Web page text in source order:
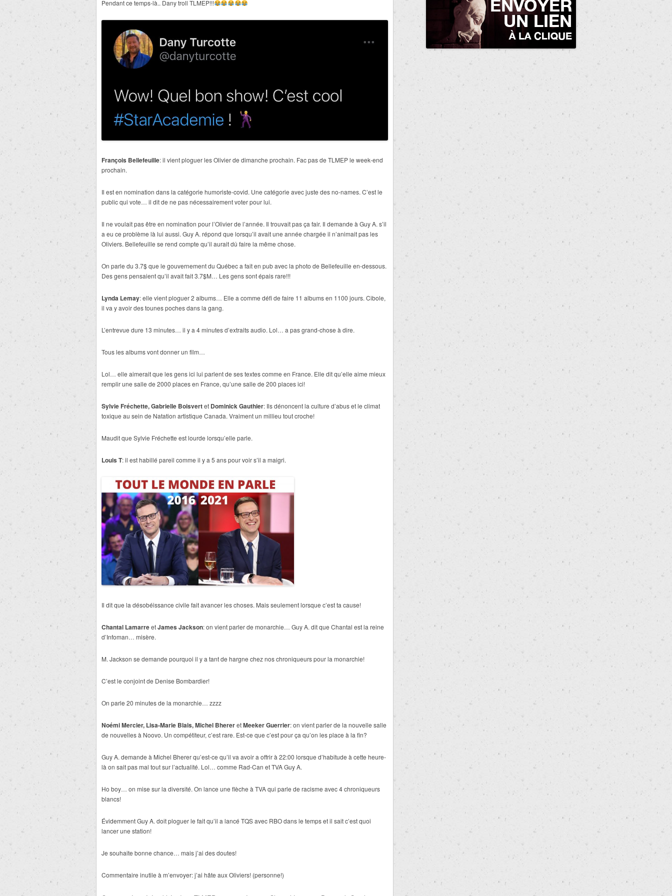
Pendant ce temps-là.. Dany troll TLMEP!!!
François Bellefeuille: il vient ploguer les Olivier de dimanche prochain. Fac pas de TLMEP le week-end
prochain.
Il est en nomination dans la catégorie humoriste-covid. Une catégorie avec juste des no-names. C’est le
public qui vote… il dit de ne pas nécessairement voter pour lui.
Il ne voulait pas être en nomination pour l’Olivier de l’année. Il trouvait pas ça fair. Il demande à Guy A. s’il
a eu ce problème là lui aussi. Guy A. répond que lorsqu’il avait une année chargée il n’animait pas les
Oliviers. Bellefeuille se rend compte qu’il aurait dû faire la même chose.
On parle du 3.7$ que le gouvernement du Québec a fait en pub avec la photo de Bellefeuille en-dessous.
Des gens pensaient qu’il avait fait 3.7$M… Les gens sont épais rare!!!
Lynda Lemay: elle vient ploguer 2 albums… Elle a comme défi de faire 11 albums en 1100 jours. Cibole,
il va y avoir des tounes poches dans la gang.
L’entrevue dure 13 minutes… il y a 4 minutes d’extraits audio. Lol… a pas grand-chose à dire.
Tous les albums vont donner un film…
Lol… elle aimerait que les gens ici lui parlent de ses textes comme en France. Elle dit qu’elle aime mieux
remplir une salle de 2000 places en France, qu’une salle de 200 places ici!
Sylvie Fréchette, Gabrielle Boisvertet Dominick Gauthier: Ils dénoncent la culture d’abus et le climat
toxique au sein de Natation artistique Canada. Vraiment un millieu tout croche!
Maudit que Sylvie Fréchette est lourde lorsqu’elle parle.
Louis T: il est habillé pareil comme il y a 5 ans pour voir s’il a maigri.
Il dit que la désobéissance civile fait avancer les choses. Mais seulement lorsque c’est ta cause!
Chantal LamarreetJames Jackson: on vient parler de monarchie… Guy A. dit que Chantal est la reine
d’Infoman… misère.
M. Jackson se demande pourquoi il y a tant de hargne chez nos chroniqueurs pour la monarchie!
C’est le conjoint de Denise Bombardier!
On parle 20 minutes de la monarchie… zzzz
Noémi Mercier, Lisa-Marie Blais, Michel BhereretMeeker Guerrier: on vient parler de la nouvelle salle
de nouvelles à Noovo. Un compétiteur, c’est rare. Est-ce que c’est pour ça qu’on les place à la fin?
Guy A. demande à Michel Bherer qu’est-ce qu’il va avoir a offrir à 22:00 lorsque d’habitude à cette heure-
là on sait pas mal tout sur l’actualité. Lol… comme Rad-Can et TVA Guy A.
Ho boy… on mise sur la diversité. On lance une flèche à TVA qui parle de racisme avec 4 chroniqueurs
blancs!
Évidemment Guy A. doit ploguer le fait qu’il a lancé TQS avec RBO dans le temps et il sait c’est quoi
lancer une station!
Je souhaite bonne chance… mais j’ai des doutes!
Commentaire inutile à m’envoyer: j’ai hâte aux Oliviers! (personne!)